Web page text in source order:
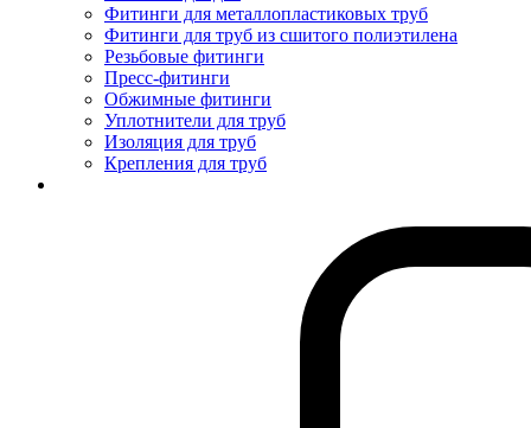
Фитинги для металлопластиковых труб
Фитинги для труб из сшитого полиэтилена
Резьбовые фитинги
Пресс-фитинги
Обжимные фитинги
Уплотнители для труб
Изоляция для труб
Крепления для труб